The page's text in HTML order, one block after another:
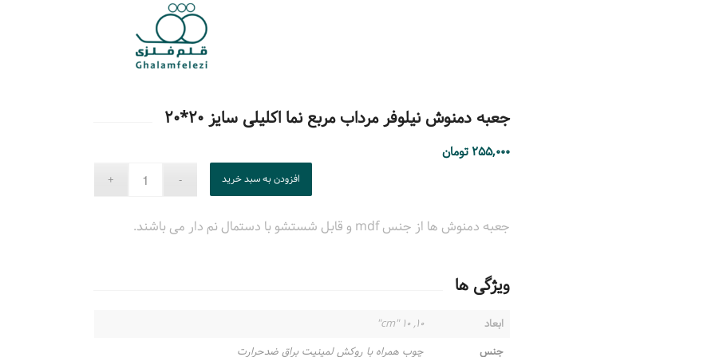
جعبه دمنوش نیلوفر مرداب مربع نما اکلیلی سایز ۲۰*۲۰
۲۵۵,۰۰۰ تومان
افزودن به سبد خرید
جعبه دمنوش ها از جنس mdf و قابل شستشو با دستمال نم دار می باشند.
ویژگی ها
ابعاد
۱۰, ۱۰ "cm"
جنس
چوب همراه با روکش لمینیت براق ضدحرارت